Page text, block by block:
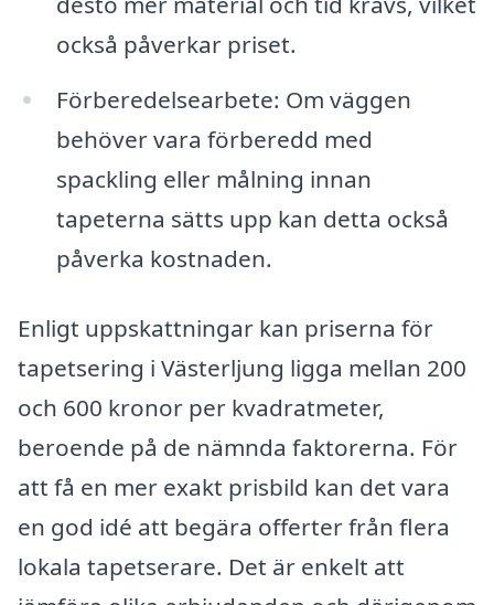
också påverkar priset.
Förberedelsearbete: Om väggen
behöver vara förberedd med
spackling eller målning innan
tapeterna sätts upp kan detta också
påverka kostnaden.
Enligt uppskattningar kan priserna för
tapetsering i Västerljung ligga mellan 200
och 600 kronor per kvadratmeter,
beroende på de nämnda faktorerna. För
att få en mer exakt prisbild kan det vara
en god idé att begära offerter från flera
lokala tapetserare. Det är enkelt att